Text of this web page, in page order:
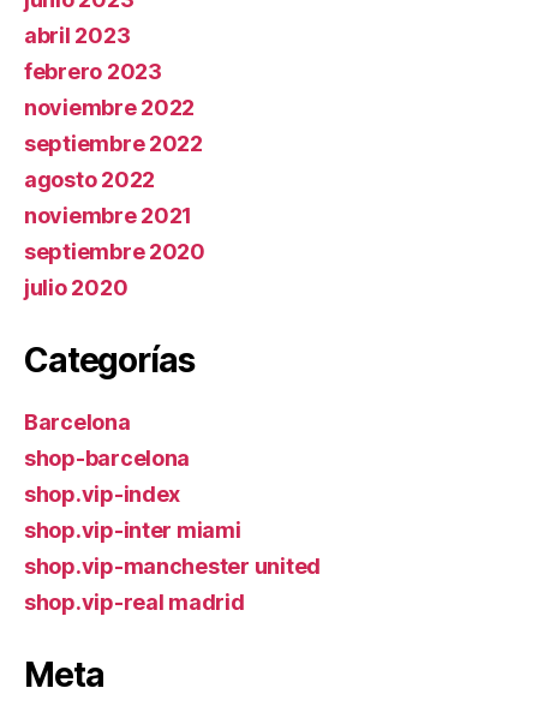
abril 2023
febrero 2023
noviembre 2022
septiembre 2022
agosto 2022
noviembre 2021
septiembre 2020
julio 2020
Categorías
Barcelona
shop-barcelona
shop.vip-index
shop.vip-inter miami
shop.vip-manchester united
shop.vip-real madrid
Meta